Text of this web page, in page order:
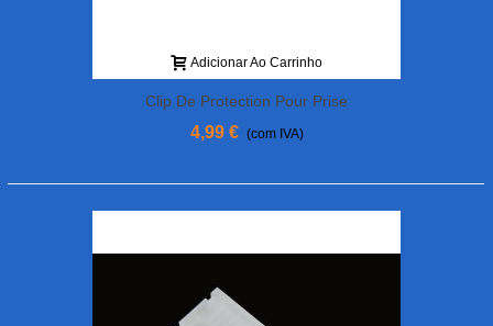
Adicionar Ao Carrinho
Clip De Protection Pour Prise
D'équilibrage 6S TATTU
4,99 € (com IVA)